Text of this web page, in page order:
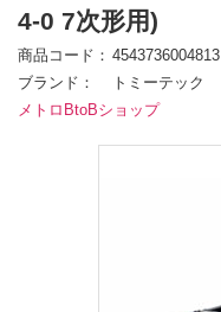
4-0 7次形用)
商品コード
4543736004813
ブランド
トミーテック
メトロBtoBショップ